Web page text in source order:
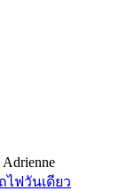
Adrienne
ไฟวันเดียว